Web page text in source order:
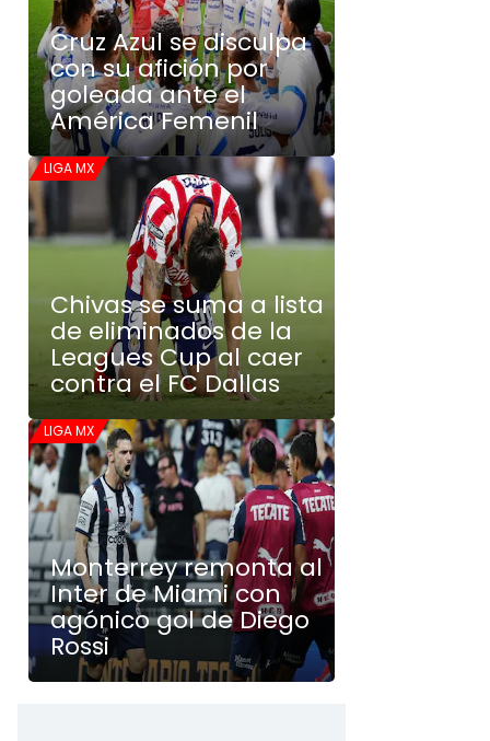
Cruz Azul se disculpa
con su afición por
goleada ante el
América Femenil
LIGA MX
Chivas se suma a lista
de eliminados de la
Leagues Cup al caer
contra el FC Dallas
LIGA MX
Monterrey remonta al
Inter de Miami con
agónico gol de Diego
Rossi